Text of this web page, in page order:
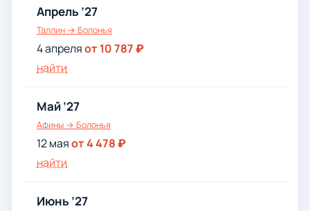
Апрель ’27
Таллин → Болонья
4 апреляот 10 787 ₽
найти
Май ’27
Афины → Болонья
12 маяот 4 478 ₽
найти
Июнь ’27